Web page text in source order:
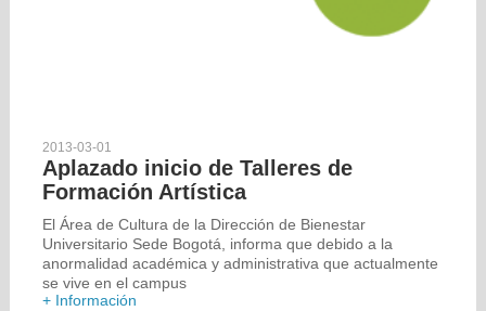
2013-03-01
Aplazado inicio de Talleres de
Formación Artística
El Área de Cultura de la Dirección de Bienestar
Universitario Sede Bogotá, informa que debido a la
anormalidad académica y administrativa que actualmente
se vive en el campus
+ Información